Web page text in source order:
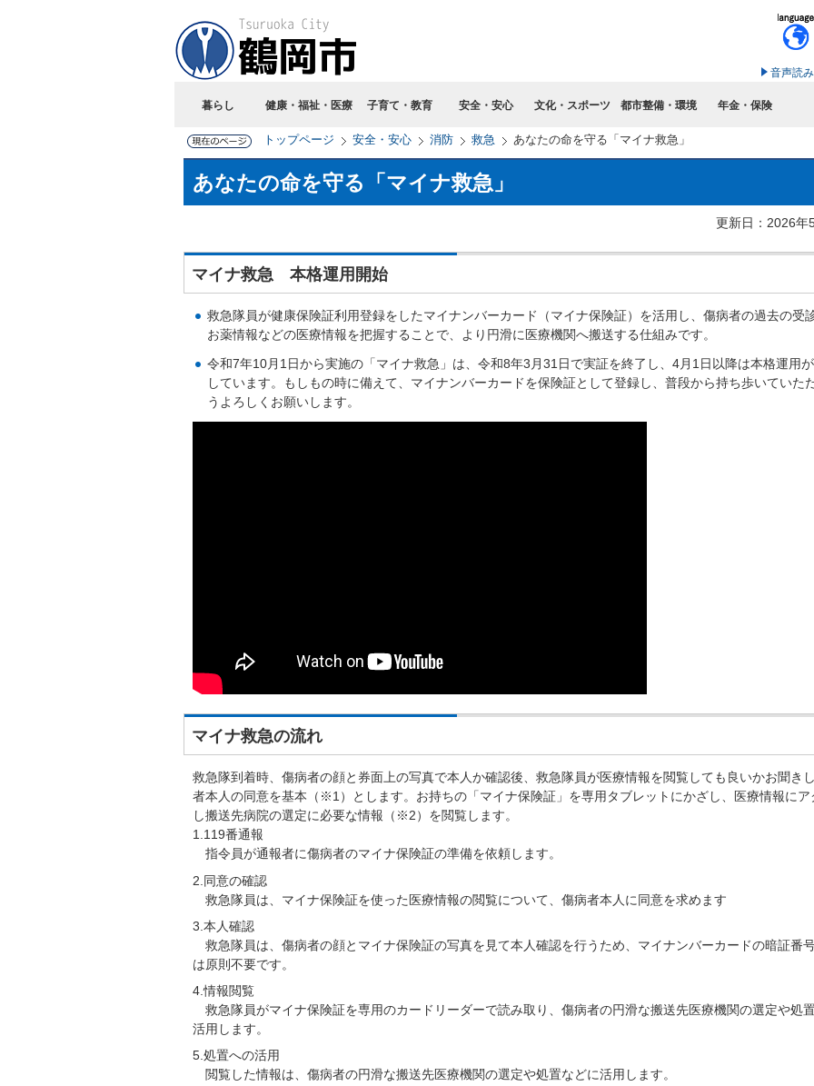
音声読
暮らし 健康・福祉・医療 子育て・教育 安全・安心 文化・スポーツ 都市整備・環境 年金・保険
トップページ 安全・安心 消防 救急 あなたの命を守る「マイナ救急」
あなたの命を守る「マイナ救急」
更新日：2026年
マイナ救急 本格運用開始
救急隊員が健康保険証利用登録をしたマイナンバーカード（マイナ保険証）を活用し、傷病者の過去の受
お薬情報などの医療情報を把握することで、より円滑に医療機関へ搬送する仕組みです。
令和7年10月1日から実施の「マイナ救急」は、令和8年3月31日で実証を終了し、4月1日以降は本格運用
しています。もしもの時に備えて、マイナンバーカードを保険証として登録し、普段から持ち歩いていた
うよろしくお願いします。
マイナ救急の流れ
救急隊到着時、傷病者の顔と券面上の写真で本人か確認後、救急隊員が医療情報を閲覧しても良いかお聞き
者本人の同意を基本（※1）とします。お持ちの「マイナ保険証」を専用タブレットにかざし、医療情報にア
し搬送先病院の選定に必要な情報（※2）を閲覧します。
1.119番通報
指令員が通報者に傷病者のマイナ保険証の準備を依頼します。
2.同意の確認
救急隊員は、マイナ保険証を使った医療情報の閲覧について、傷病者本人に同意を求めます
3.本人確認
救急隊員は、傷病者の顔とマイナ保険証の写真を見て本人確認を行うため、マイナンバーカードの暗証番
は原則不要です。
4.情報閲覧
救急隊員がマイナ保険証を専用のカードリーダーで読み取り、傷病者の円滑な搬送先医療機関の選定や処
活用します。
5.処置への活用
閲覧した情報は、傷病者の円滑な搬送先医療機関の選定や処置などに活用します。